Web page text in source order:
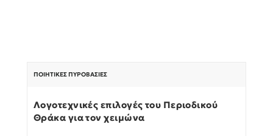
ΠΟΙΗΤΙΚΈΣ ΠΥΡΟΒΑΣΊΕΣ
Λογοτεχνικές επιλογές του Περιοδικού
Θράκα για τον χειμώνα